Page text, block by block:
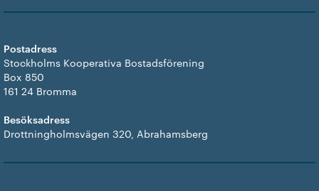
Postadress
Stockholms Kooperativa Bostadsförening
Box 850
161 24 Bromma
Besöksadress
Drottningholmsvägen 320, Abrahamsberg